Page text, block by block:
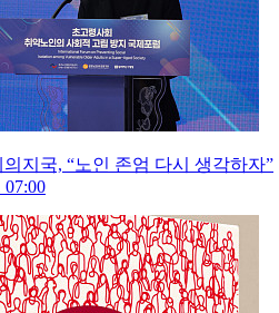
지국, “노인 존엄 다시 생각하자”
07:00